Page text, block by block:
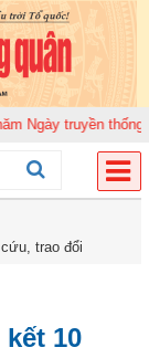
truyền thống (12-
cứu, trao đổi
10